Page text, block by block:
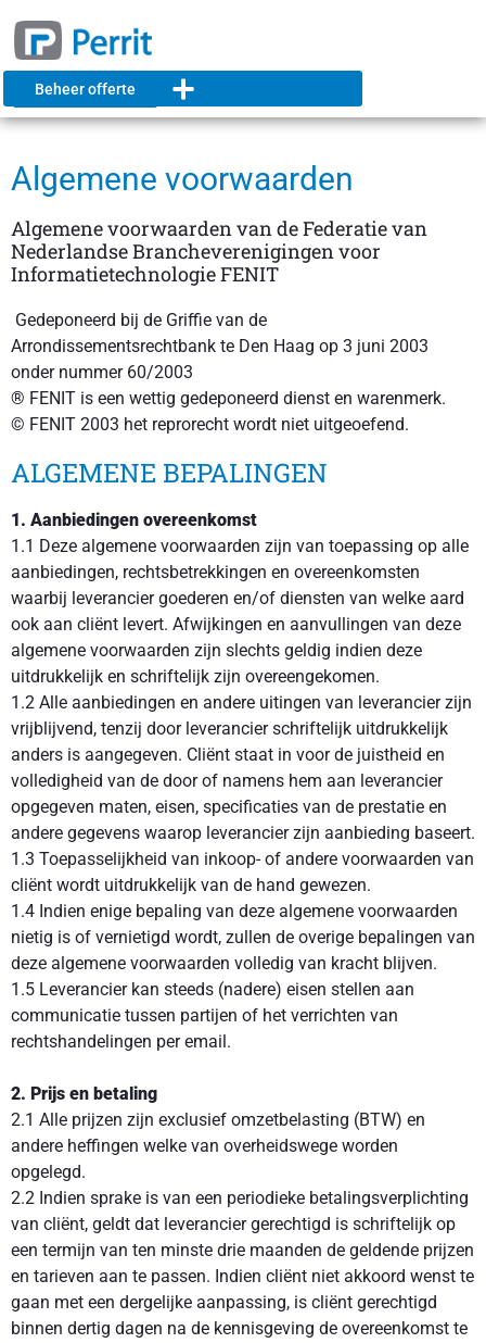
Beheer offerte
Algemene voorwaarden
Algemene voorwaarden van de Federatie van
Nederlandse Brancheverenigingen voor
Informatietechnologie FENIT
Gedeponeerd bij de Griffie van de
Arrondissementsrechtbank te Den Haag op 3 juni 2003
onder nummer 60/2003
® FENIT is een wettig gedeponeerd dienst­ en warenmerk.
© FENIT 2003 het reprorecht wordt niet uitgeoefend.
ALGEMENE BEPALINGEN
1. Aanbiedingen overeenkomst
1.1 Deze algemene voorwaarden zijn van toepassing op alle
aanbiedingen, rechtsbetrekkingen en overeenkomsten
waarbij leverancier goederen en/of diensten van welke aard
ook aan cliënt levert. Afwijkingen en aanvullingen van deze
algemene voorwaarden zijn slechts geldig indien deze
uitdrukkelijk en schriftelijk zijn overeengekomen.
1.2 Alle aanbiedingen en andere uitingen van leverancier zijn
vrijblijvend, tenzij door leverancier schriftelijk uitdrukkelijk
anders is aangegeven. Cliënt staat in voor de juistheid en
volledigheid van de door of namens hem aan leverancier
opgegeven maten, eisen, specificaties van de prestatie en
andere gegevens waarop leverancier zijn aanbieding baseert.
1.3 Toepasselijkheid van inkoop- of andere voorwaarden van
cliënt wordt uitdrukkelijk van de hand gewezen.
1.4 Indien enige bepaling van deze algemene voorwaarden
nietig is of vernietigd wordt, zullen de overige bepalingen van
deze algemene voorwaarden volledig van kracht blijven.
1.5 Leverancier kan steeds (nadere) eisen stellen aan
communicatie tussen partijen of het verrichten van
rechtshandelingen per email.
2. Prijs en betaling
2.1 Alle prijzen zijn exclusief omzetbelasting (BTW) en
andere heffingen welke van overheidswege worden
opgelegd.
2.2 Indien sprake is van een periodieke betalingsverplichting
van cliënt, geldt dat leverancier gerechtigd is schriftelijk op
een termijn van ten minste drie maanden de geldende prijzen
en tarieven aan te passen. Indien cliënt niet akkoord wenst te
gaan met een dergelijke aanpassing, is cliënt gerechtigd
binnen dertig dagen na de kennisgeving de overeenkomst te